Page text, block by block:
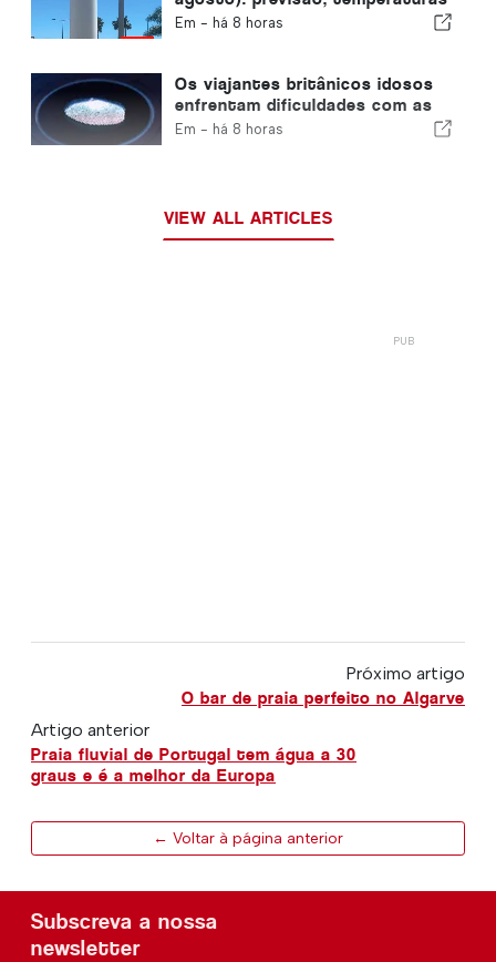
e o que esperar
Em - há 8 horas
Os viajantes britânicos idosos
enfrentam dificuldades com as
novas verificações de
Em - há 8 horas
VIEW ALL ARTICLES
Próximo artigo
O bar de praia perfeito no Algarve
Artigo anterior
Praia fluvial de Portugal tem água a 30
graus e é a melhor da Europa
← Voltar à página anterior
Subscreva a nossa
newsletter